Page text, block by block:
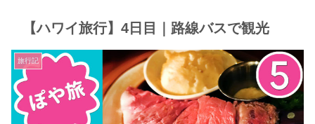
【ハワイ旅行】4日目｜路線バスで観光
旅行記